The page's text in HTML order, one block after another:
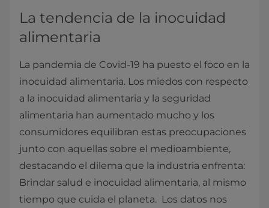
La tendencia de la inocuidad
alimentaria
La pandemia de Covid-19 ha puesto el foco en la
inocuidad alimentaria. Los miedos con respecto
a la inocuidad alimentaria y la seguridad
alimentaria han aumentado mucho y los
consumidores equilibran estas preocupaciones
junto con aquellas sobre el medioambiente,
destacando el dilema que la industria enfrenta:
Brindar salud e inocuidad alimentaria, al mismo
tiempo que cuida el planeta. Los datos nos